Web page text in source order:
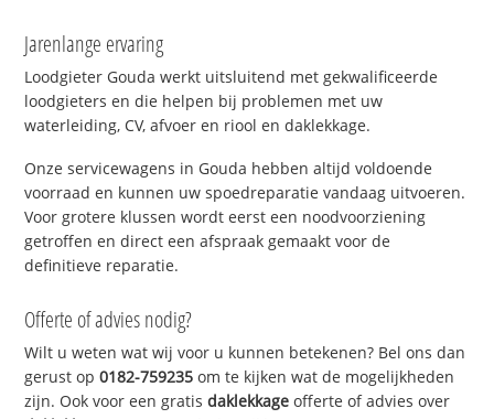
Jarenlange ervaring
Loodgieter Gouda werkt uitsluitend met gekwalificeerde
loodgieters en die helpen bij problemen met uw
waterleiding, CV, afvoer en riool en daklekkage.
Onze servicewagens in Gouda hebben altijd voldoende
voorraad en kunnen uw spoedreparatie vandaag uitvoeren.
Voor grotere klussen wordt eerst een noodvoorziening
getroffen en direct een afspraak gemaakt voor de
definitieve reparatie.
Offerte of advies nodig?
Wilt u weten wat wij voor u kunnen betekenen? Bel ons dan
gerust op0182-759235 om te kijken wat de mogelijkheden
zijn. Ook voor een gratisdaklekkage offerte of advies over